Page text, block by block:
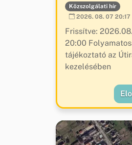
Közszolgálati hír
2026. 08. 07 20:17
Frissítve:
20:00
tájékoztató az
kezelésében